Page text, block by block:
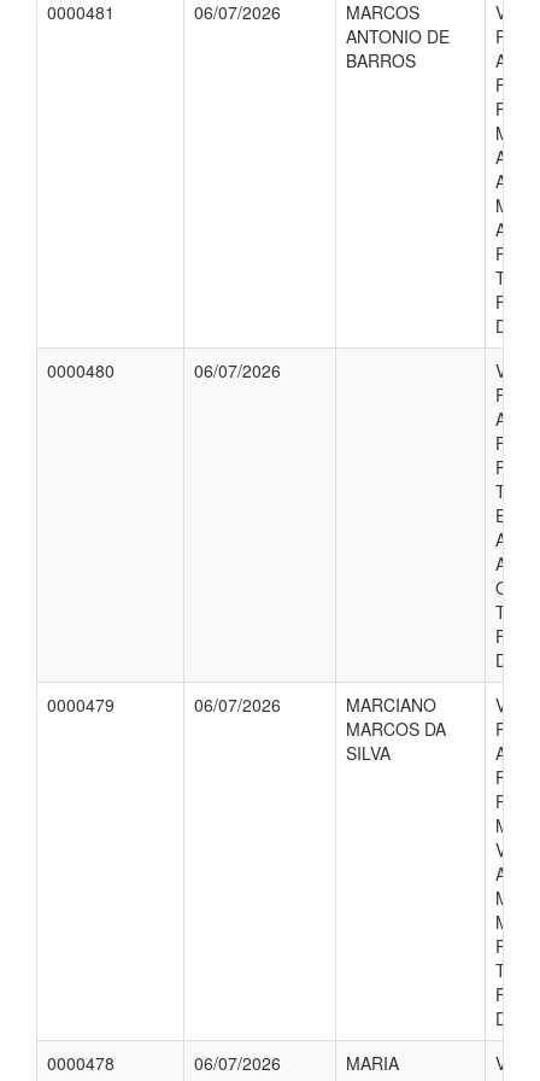
0000481 06/07/2026
MARCOS
ANTONIO DE
BARROS
0000480
06/07/2026
E
QUE
0000479
06/07/2026
MARCIANO
MARCOS DA
SILVA
0000478
06/07/2026
MARIA